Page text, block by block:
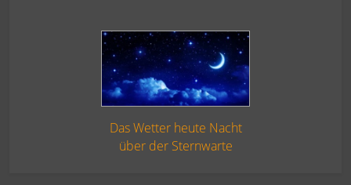
Das Wetter heute Nacht
über der Sternwarte